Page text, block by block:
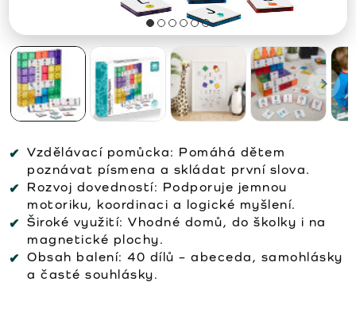
Vzdělávací pomůcka: Pomáhá dětem
poznávat písmena a skládat první slova.
Rozvoj dovedností: Podporuje jemnou
motoriku, koordinaci a logické myšlení.
Široké využití: Vhodné domů, do školky i na
magnetické plochy.
Obsah balení: 40 dílů – abeceda, samohlásky
a časté souhlásky.